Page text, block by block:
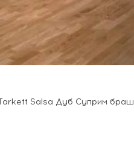
Salsa Дуб Суприм браш